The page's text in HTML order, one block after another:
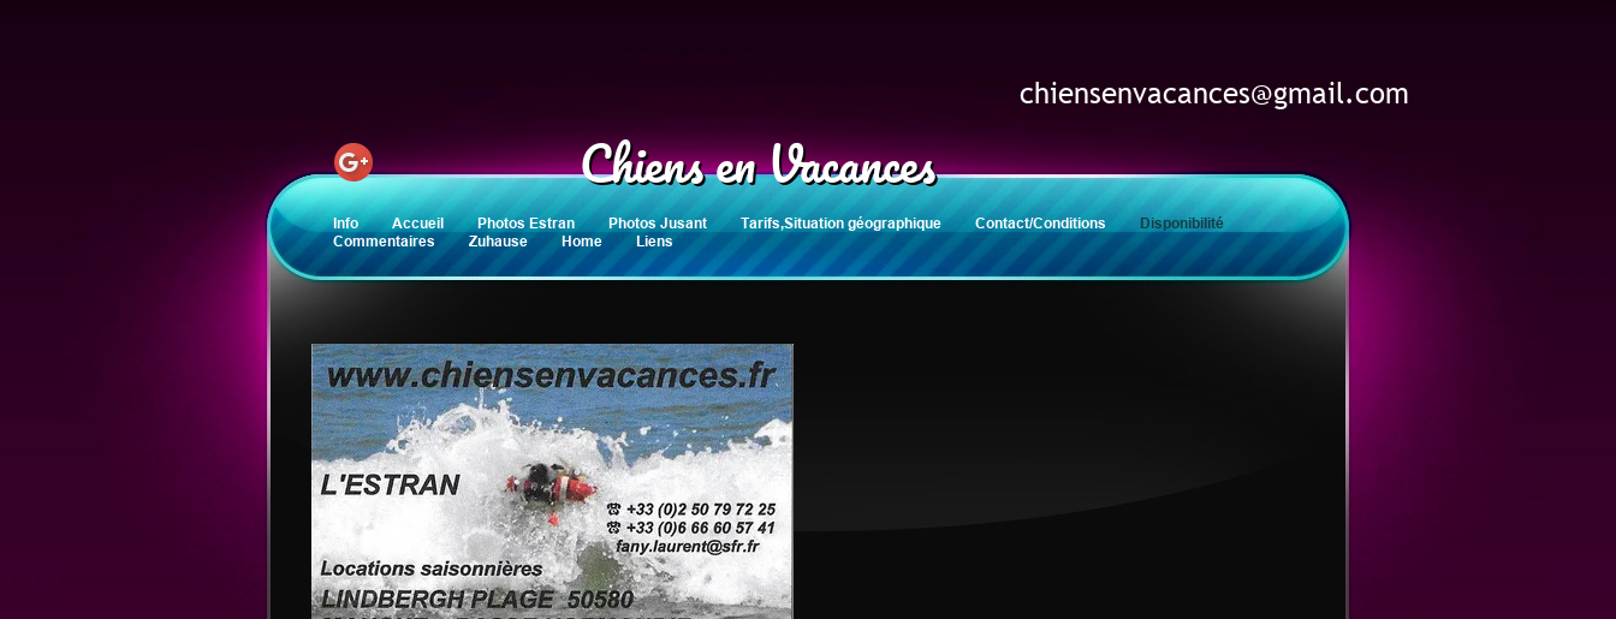
Info Accueil Photos Estran Photos Jusant Tarifs,Situation géographique Contact/Conditions
Disponibilité
Commentaires
Zuhause Home Liens
chiensenvacances@gmail.com
Chiens en Vacances